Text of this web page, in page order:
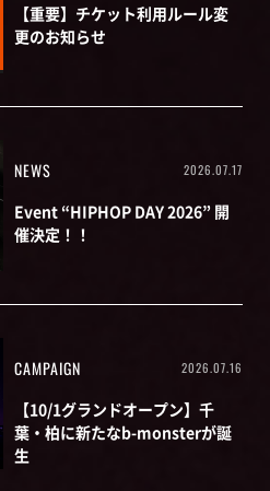
【重要】チケット利用ルール変
更のお知らせ
NEWS 2026.07.17
Event “HIPHOP DAY 2026” 開
催決定！！
CAMPAIGN 2026.07.16
【10/1グランドオープン】千
葉・柏に新たなb-monsterが誕
生